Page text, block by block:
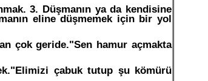
3. Düşmanın ya da kendisine
eline düşmemek için bir yol
çok geride."Sen hamur açmakta
çabuk tutup şu kömürü